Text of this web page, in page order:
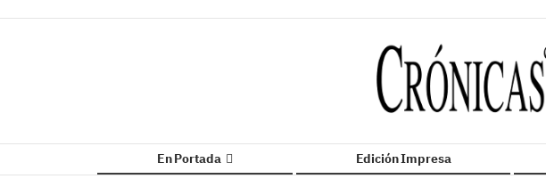
En Portada Edición Impresa